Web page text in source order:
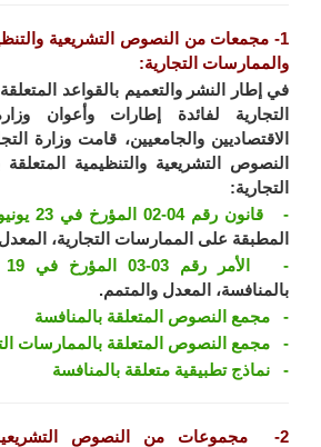
1- مجمعات من النصوص التشريعية
والممارسات التجارية:
في إطار النشر والتعميم بالقواعد
التجارية لفائدة إطارات وأعوان
الاقتصاديين والجامعيين، قامت وزارة
النصوص التشريعية والتنظيمية
التجارية:
- قانون رقم 04-02 المؤرخ في 23 يونيو 2004
المطبقة على الممارسات التجارية،
- الأمر رقم 03-03 المؤرخ في 19 جويلية 2003
بالمنافسة، المعدل والمتمم.
- مجمع النصوص المتعلقة بالمنافسة
- مجمع النصوص المتعلقة بالممارسات
- نماذج تطبيقية متعلقة بالمنافسة
2- مجموعات من النصوص التشريعية